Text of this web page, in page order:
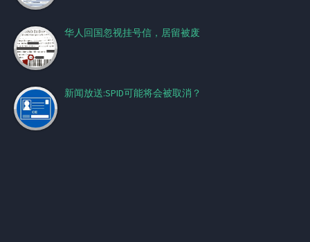
华人回国忽视挂号信，居留被废
新闻放送:SPID可能将会被取消？